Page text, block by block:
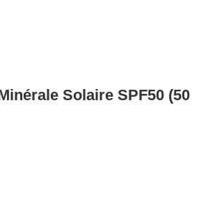
Solaire SPF50 (50